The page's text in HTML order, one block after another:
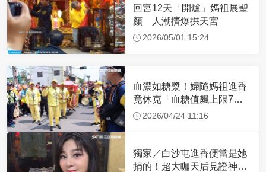
回宮12天「開爐」媽祖展聖
顏 人潮擠爆拱天宮
2026/05/01 15:24
血濃如糖漿！婦隨媽祖進香
竟休克「血糖值飆上限7
倍」 醫曝原因
2026/04/24 11:16
獨家／白沙屯進香便當是她
捐的！超大咖天后見證神